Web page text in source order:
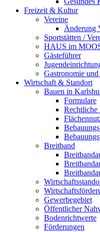
Freizeit & Kultur
Vereine
Änderung
Sportstätten /
HAUS im
Gästeführer
Gastronomie
Wirtschaft & Standort
Bauen in
Formulare
Rechtliche
Breitband
Gewerbegebiet
Öffentlicher
Bodenrichtwerte
Förderungen